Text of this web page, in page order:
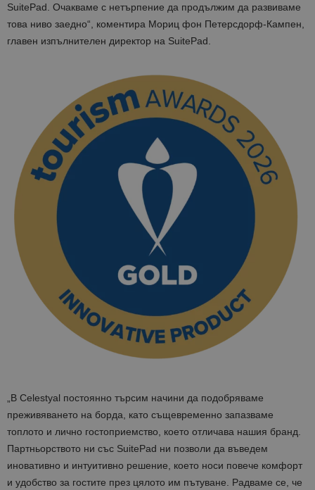
SuitePad. Очакваме с нетърпение да продължим да развиваме
това ниво заедно“, коментира Мориц фон Петерсдорф-Кампен,
главен изпълнителен директор на SuitePad.
„В Celestyal постоянно търсим начини да подобряваме
преживяването на борда, като същевременно запазваме
топлото и лично гостоприемство, което отличава нашия бранд.
Партньорството ни със SuitePad ни позволи да въведем
иновативно и интуитивно решение, което носи повече комфорт
и удобство за гостите през цялото им пътуване. Радваме се, че